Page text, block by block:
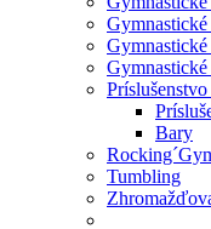
Príslušenstvo
Bary
Tumbling